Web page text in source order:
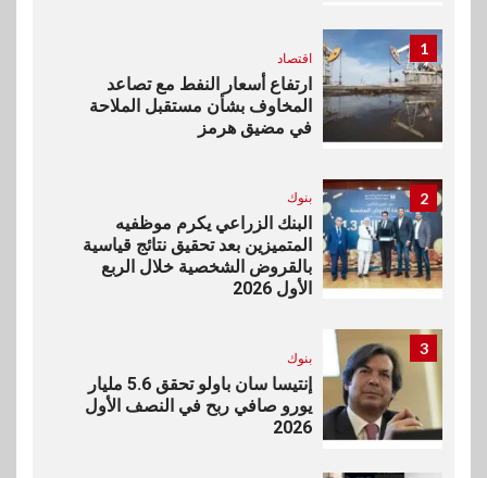
1
اقتصاد
ارتفاع أسعار النفط مع تصاعد
المخاوف بشأن مستقبل الملاحة
في مضيق هرمز
2 بنوك
البنك الزراعي يكرم موظفيه
المتميزين بعد تحقيق نتائج قياسية
بالقروض الشخصية خلال الربع
الأول 2026
3
بنوك
إنتيسا سان باولو تحقق 5.6 مليار
يورو صافي ربح في النصف الأول
2026